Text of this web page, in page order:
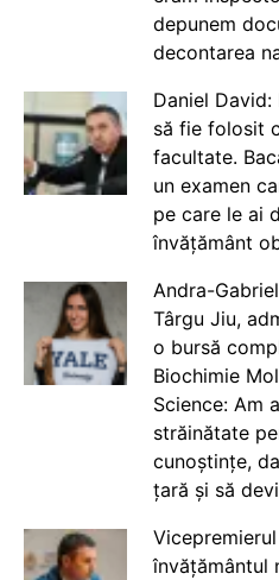
depunem
decontarea
Daniel
să fie folosit
facultate.
un examen
pe care le ai
învățământ
Andra-
Târgu Jiu,
o bursă
Biochimie
Science: Am
străinătate
cunoștințe,
țară și să
învățământul